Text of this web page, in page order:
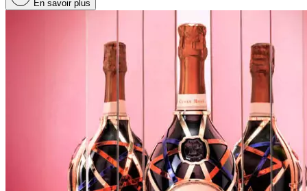
En savoir plus